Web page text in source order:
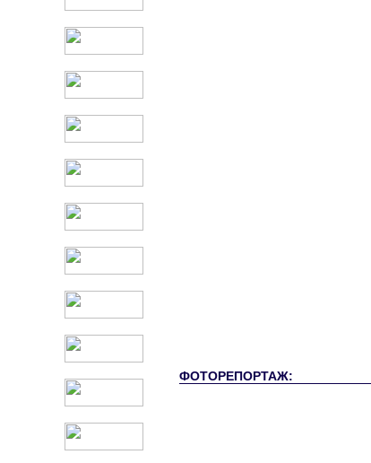
ФОТОРЕПОРТАЖ: